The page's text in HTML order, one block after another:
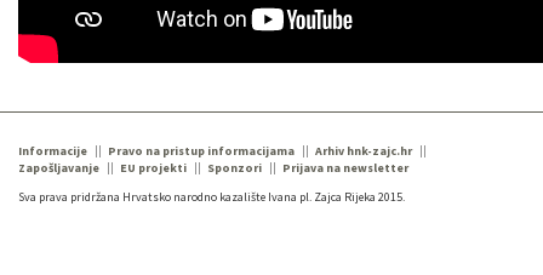
Informacije Pravo na pristup informacijama
Arhiv hnk-zajc.hr
Zapošljavanje
EU projekti Sponzori
Prijava na newsletter
Sva prava pridržana Hrvatsko narodno kazalište Ivana pl. Zajca Rijeka 2015.